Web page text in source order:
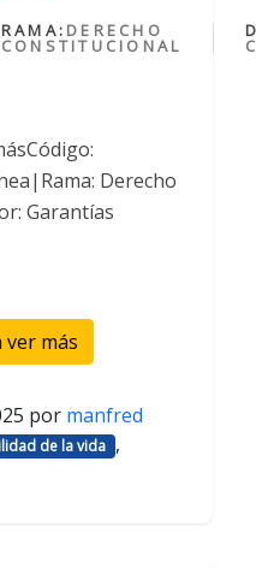
RAMA: DERECHO
CONSTITUCIONAL
Derecho
Garantías
más
por manfred
de la vida ,